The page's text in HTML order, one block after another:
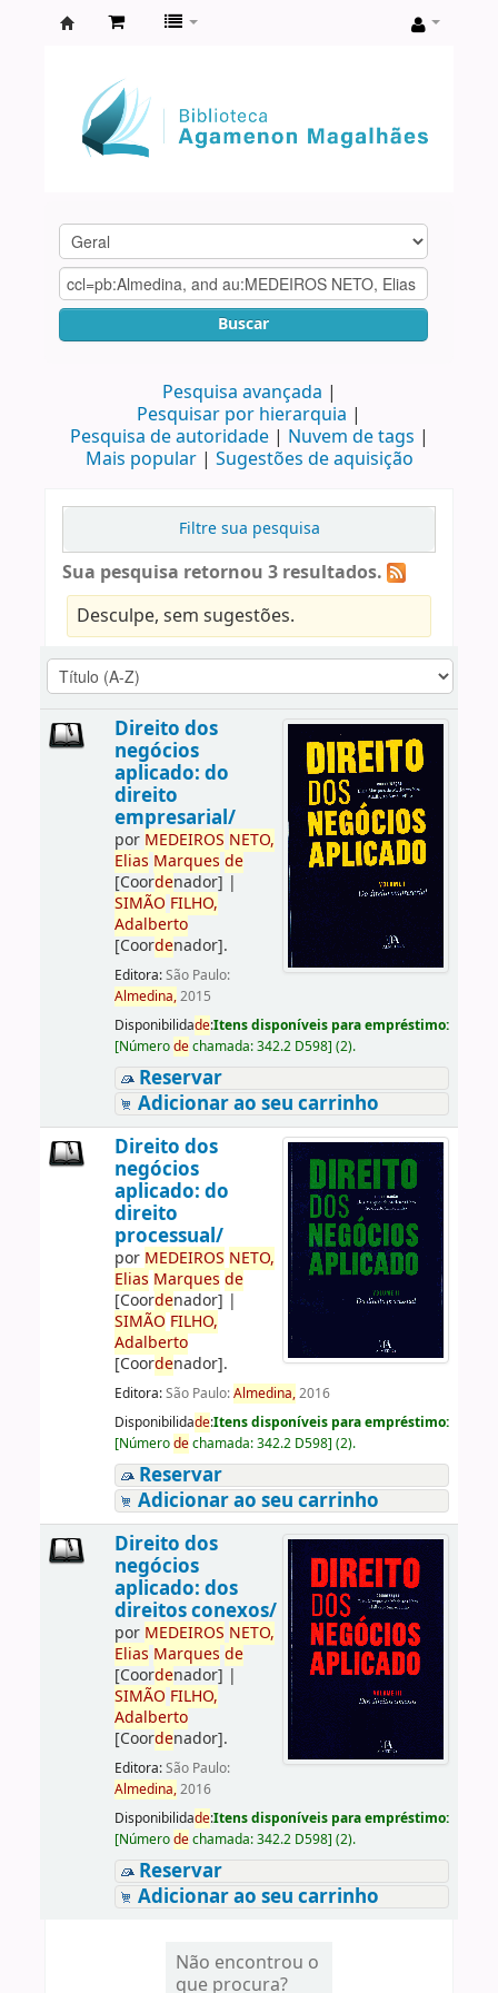
Agamenon
Magalhães
Buscar
Pesquisa avançada
Pesquisar por hierarquia
Pesquisa de autoridade
Nuvem de tags
Mais popular
Sugestões de aquisição
Filtre sua pesquisa
Sua pesquisa retornou 3 resultados.
Desculpe, sem sugestões.
Direito dos
negócios
aplicado: do
direito
empresarial/
por MEDEIROS NETO,
Elias Marques de
[Coordenador] |
SIMÃO FILHO,
Adalberto
[Coordenador].
Editora:São Paulo:
Almedina,2015
Disponibilidade:Itens disponíveis para empréstimo:
[Númerodechamada:342.2 D598] (2).
Reservar
Adicionar ao seu carrinho
Direito dos
negócios
aplicado: do
direito
processual/
por MEDEIROS NETO,
Elias Marques de
[Coordenador] |
SIMÃO FILHO,
Adalberto
[Coordenador].
Editora:São Paulo:Almedina,2016
Disponibilidade:Itens disponíveis para empréstimo:
[Númerodechamada:342.2 D598] (2).
Reservar
Adicionar ao seu carrinho
Direito dos
negócios
aplicado: dos
direitos conexos/
por MEDEIROS NETO,
Elias Marques de
[Coordenador] |
SIMÃO FILHO,
Adalberto
[Coordenador].
Editora:São Paulo:
Almedina,2016
Disponibilidade:Itens disponíveis para empréstimo:
[Númerodechamada:342.2 D598] (2).
Reservar
Adicionar ao seu carrinho
Não encontrou o
que procura?